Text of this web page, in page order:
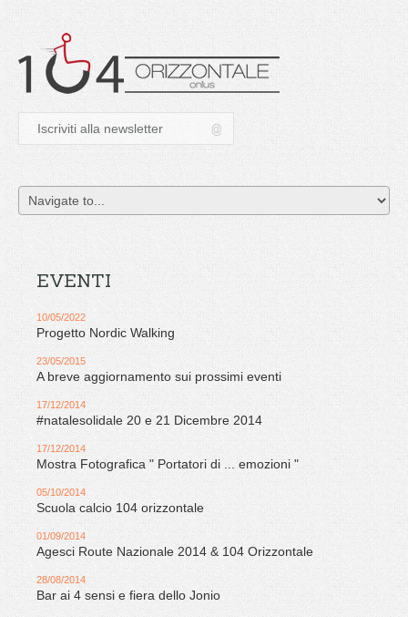
EVENTI
10/05/2022
Progetto Nordic Walking
23/05/2015
A breve aggiornamento sui prossimi eventi
17/12/2014
#natalesolidale 20 e 21 Dicembre 2014
17/12/2014
Mostra Fotografica " Portatori di ... emozioni "
05/10/2014
Scuola calcio 104 orizzontale
01/09/2014
Agesci Route Nazionale 2014 & 104 Orizzontale
28/08/2014
Bar ai 4 sensi e fiera dello Jonio